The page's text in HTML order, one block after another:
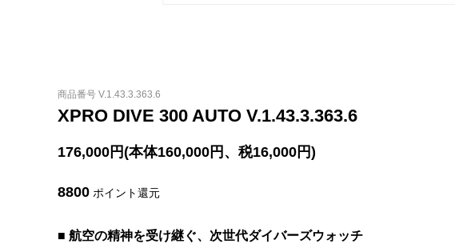
商品番号 V.1.43.3.363.6
XPRO DIVE 300 AUTO V.1.43.3.363.6
176,000円(本体160,000円、税16,000円)
8800 ポイント還元
■ 航空の精神を受け継ぐ、次世代ダイバーズウォッチ